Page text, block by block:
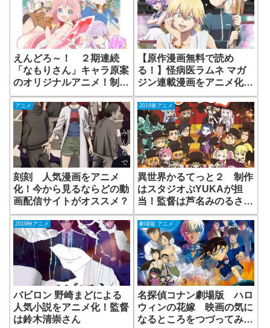
えんどろ～！ ２期連続
「なもりさん」キャラ原案
のオリジナルアニメ！制作
はStudio五組！
【原作漫画無料で読め
る！】怪病医ラムネ マガ
ジン連載漫画をアニメ化
無料で見られる動画配信サ
イトはある？
アニメ
刻刻 人気漫画をアニメ
化！今から見るならどの動
画配信サイトがオススメ？
2019春アニメ
異世界かるてっと２ 制作
はスタジオぷYUKAが担
当！監督は芦名みのるさ
ん！
2019秋アニメ
バビロン 野崎まどによる
人気小説をアニメ化！監督
は鈴木清崇さん
劇場版 アニメ
名探偵コナン劇場版 ハロ
ウィンの花嫁 映画の気に
なるところをつづってみ